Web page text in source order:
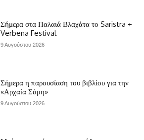
Σήμερα στα Παλαιά Βλαχάτα το Saristra +
Verbena Festival
9 Αυγούστου 2026
Σήμερα η παρουσίαση του βιβλίου για την
«Αρχαία Σάμη»
9 Αυγούστου 2026